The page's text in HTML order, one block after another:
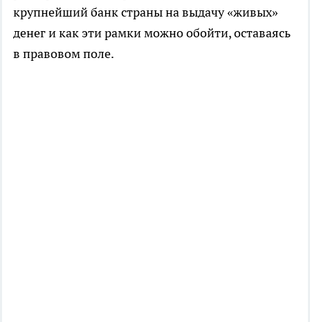
крупнейший банк страны на выдачу «живых»
денег и как эти рамки можно обойти, оставаясь
в правовом поле.